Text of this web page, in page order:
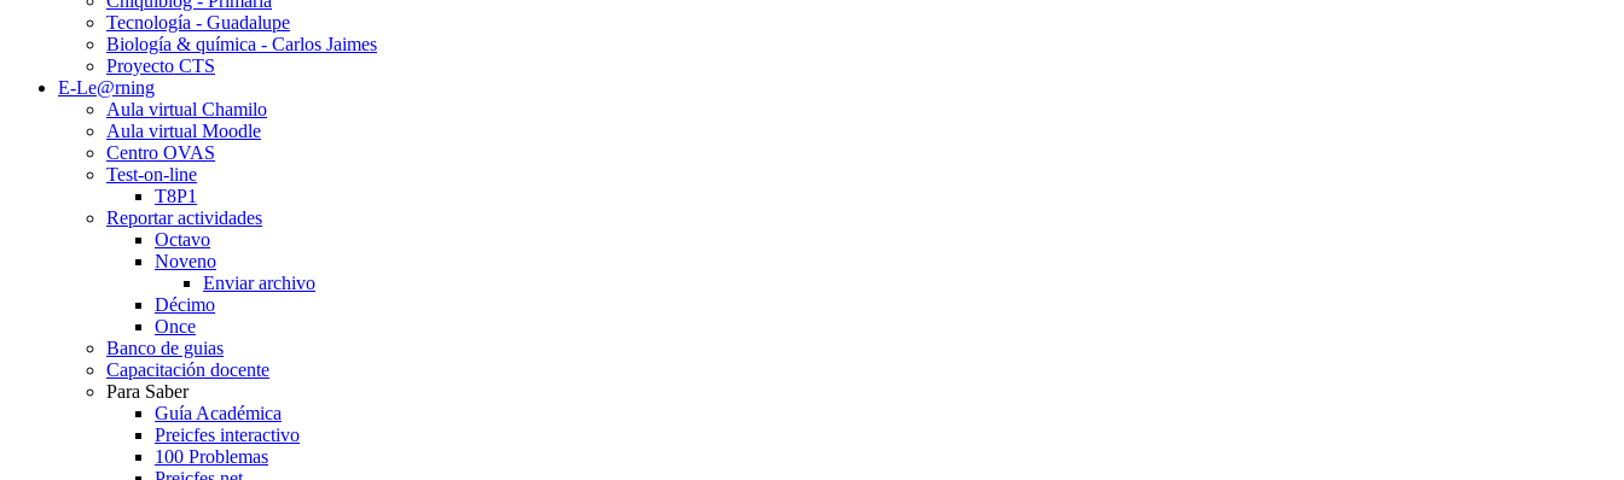
Tecnología - Guadalupe
Biología & química - Carlos Jaimes
Proyecto CTS
E-Le@rning
Aula virtual Chamilo
Aula virtual Moodle
Centro OVAS
Test-on-line
T8P1
Reportar actividades
Octavo
Noveno
Enviar archivo
Décimo
Once
Banco de guias
Capacitación docente
Para Saber
Guía Académica
Preicfes interactivo
100 Problemas